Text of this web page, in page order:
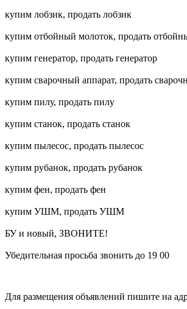
купим лобзик, продать лобзик
купим отбойный молоток, продать
купим генератор, продать генератор
купим сварочный аппарат, продать
купим пилу, продать пилу
купим станок, продать станок
купим пылесос, продать пылесос
купим рубанок, продать рубанок
купим фен, продать фен
купим УШМ, продать УШМ
БУ и новый, ЗВОНИТЕ!
Убедительная просьба звонить до 19 00
Для размещения объявлений пишите на